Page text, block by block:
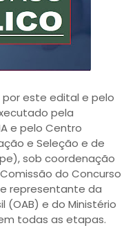
por este edital e pelo
pela
e pelo Centro
e Seleção e de
sob coordenação
do Concurso
representante da
(OAB) e do Ministério
todas as etapas.